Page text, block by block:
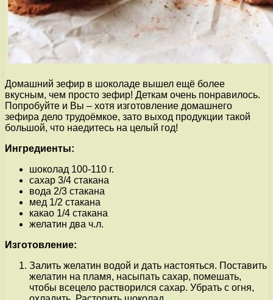
Домашний зефир в шоколаде вышел ещё более
вкусным, чем просто зефир! Деткам очень понравилось.
Попробуйте и Вы – хотя изготовление домашнего
зефира дело трудоёмкое, зато выход продукции такой
большой, что наедитесь на целый год!
Ингредиенты:
шоколад 100-110 г.
сахар 3/4 стакана
вода 2/3 стакана
мед 1/2 стакана
какао 1/4 стакана
желатин два ч.л.
Изготовление:
Залить желатин водой и дать настояться. Поставить
желатин на пламя, насыпать сахар, помешать,
чтобы всецело растворился сахар. Убрать с огня,